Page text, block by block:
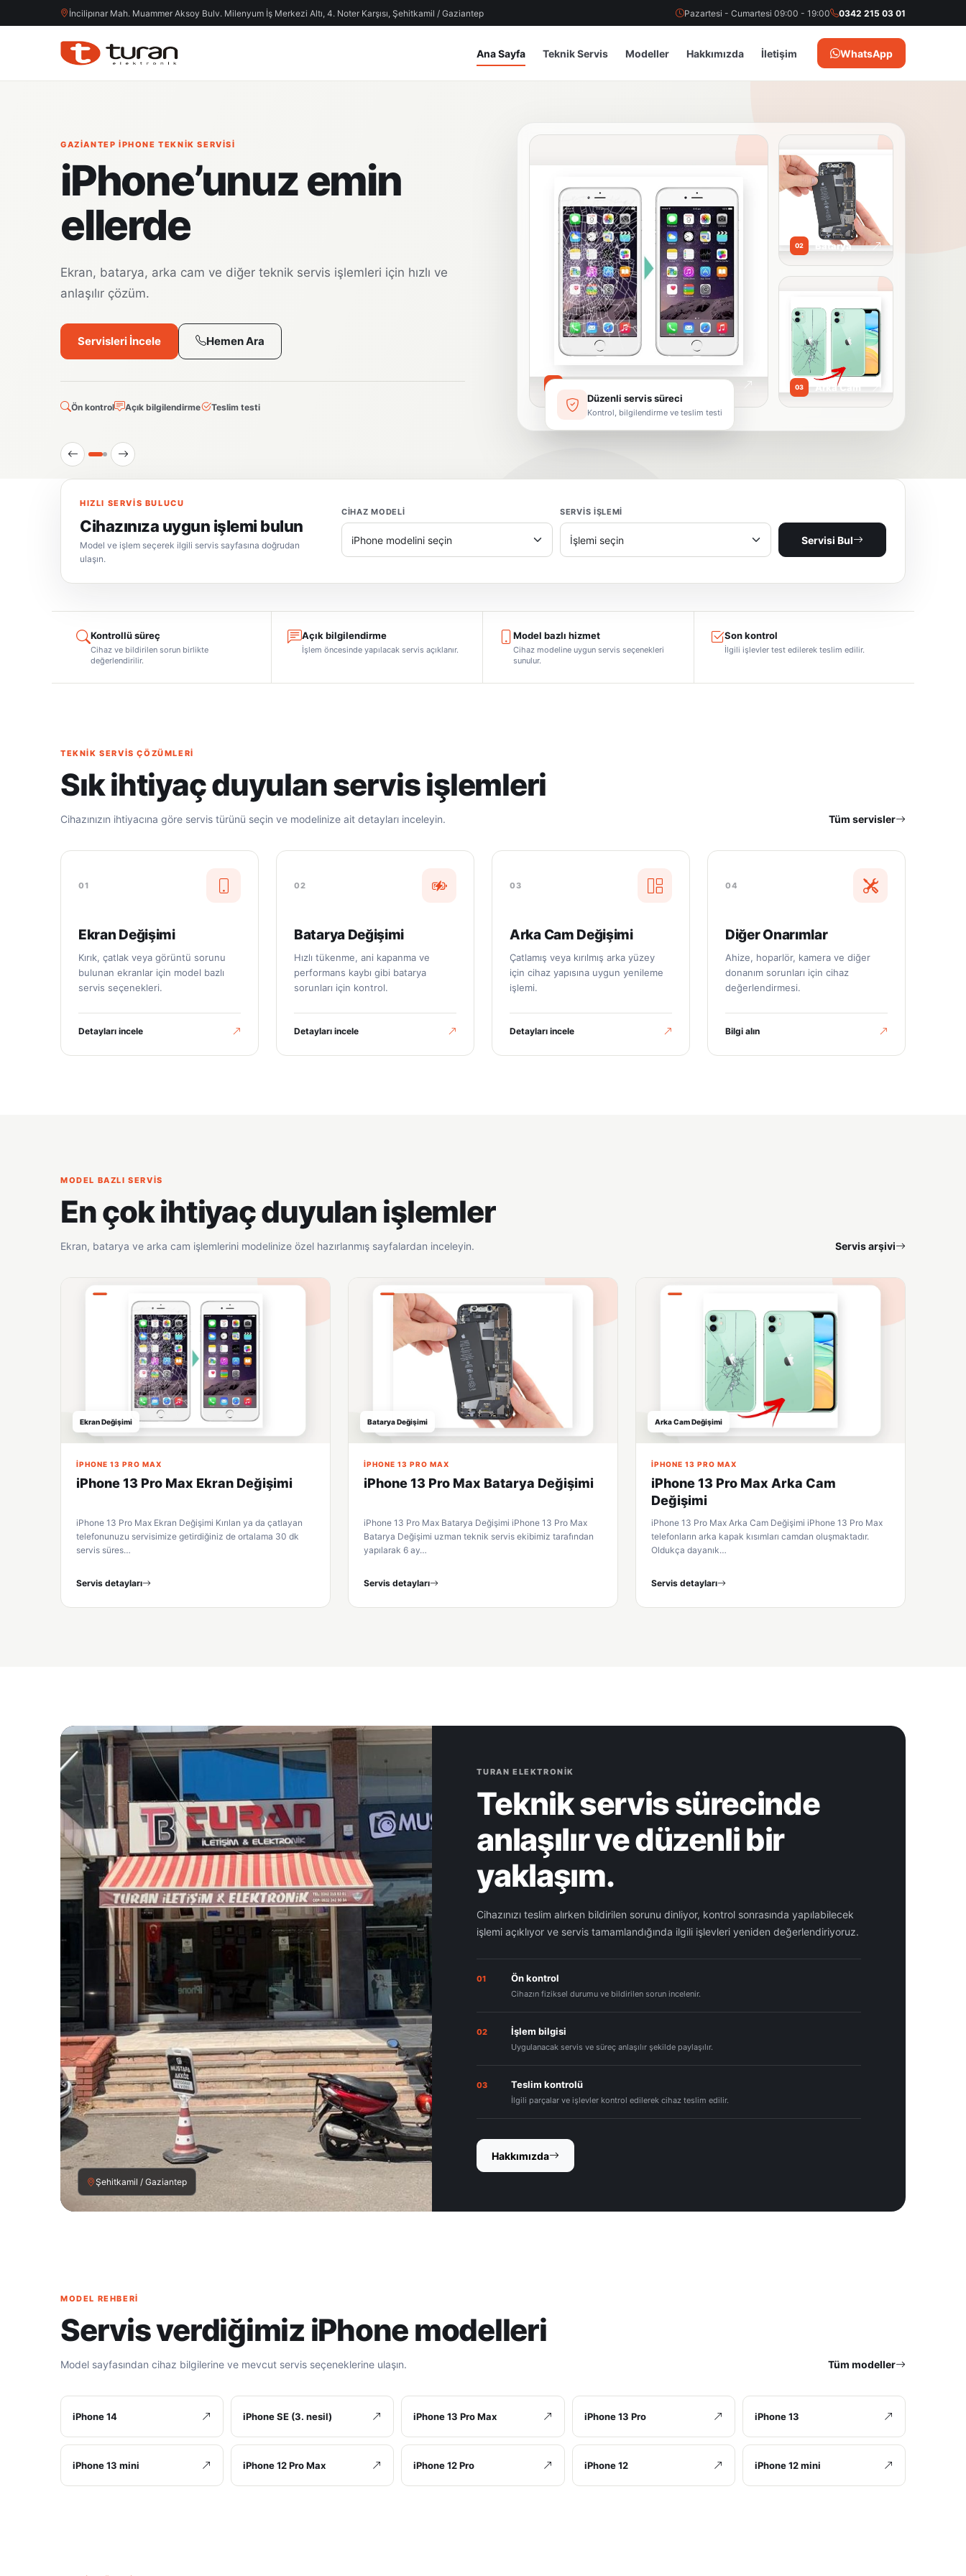
İncilipınar Mah. Muammer Aksoy Bulv. Milenyum İş Merkezi Altı, 4. Noter Karşısı, Şehitkamil / Gaziantep Pazartesi - Cumartesi 09:00 - 19:00 0342 215 03 01
Ana Sayfa Teknik Servis Modeller Hakkımızda İletişim WhatsApp
GAZIANTEP IPHONE TEKNIK SERVISI
iPhone’unuz emin
ellerde
Ekran, batarya, arka cam ve diğer teknik servis işlemleri için hızlı ve
anlaşılır çözüm.
Servisleri İncele Hemen Ara
Ön kontrol Açık bilgilendirme Teslim testi
Ekran Değişimi
02 Batarya
03
Arka Cam
Düzenli servis süreci
Kontrol, bilgilendirme ve teslim testi
HIZLI SERVIS BULUCU
Cihazınıza uygun işlemi bulun
Model ve işlem seçerek ilgili servis sayfasına doğrudan
ulaşın.
CIHAZ MODELI SERVIS IŞLEMI
Servisi Bul
Kontrollü süreç
Cihaz ve bildirilen sorun birlikte
değerlendirilir.
Açık bilgilendirme
İşlem öncesinde yapılacak servis açıklanır.
Model bazlı hizmet
Cihaz modeline uygun servis seçenekleri
sunulur.
Son kontrol
İlgili işlevler test edilerek teslim edilir.
TEKNIK SERVIS ÇÖZÜMLERI
Sık ihtiyaç duyulan servis işlemleri
Cihazınızın ihtiyacına göre servis türünü seçin ve modelinize ait detayları inceleyin. Tüm servisler
01
Ekran Değişimi
Kırık, çatlak veya görüntü sorunu
bulunan ekranlar için model bazlı
servis seçenekleri.
Detayları incele
02
Batarya Değişimi
Hızlı tükenme, ani kapanma ve
performans kaybı gibi batarya
sorunları için kontrol.
Detayları incele
03
Arka Cam Değişimi
Çatlamış veya kırılmış arka yüzey
için cihaz yapısına uygun yenileme
işlemi.
Detayları incele
04
Diğer Onarımlar
Ahize, hoparlör, kamera ve diğer
donanım sorunları için cihaz
değerlendirmesi.
Bilgi alın
MODEL BAZLI SERVIS
En çok ihtiyaç duyulan işlemler
Ekran, batarya ve arka cam işlemlerini modelinize özel hazırlanmış sayfalardan inceleyin. Servis arşivi
Ekran Değişimi
IPHONE 13 PRO MAX
iPhone 13 Pro Max Ekran Değişimi
iPhone 13 Pro Max Ekran Değişimi Kırılan ya da çatlayan
telefonunuzu servisimize getirdiğiniz de ortalama 30 dk
servis süres…
Servis detayları
Batarya Değişimi
IPHONE 13 PRO MAX
iPhone 13 Pro Max Batarya Değişimi
iPhone 13 Pro Max Batarya Değişimi iPhone 13 Pro Max
Batarya Değişimi uzman teknik servis ekibimiz tarafından
yapılarak 6 ay…
Servis detayları
Arka Cam Değişimi
IPHONE 13 PRO MAX
iPhone 13 Pro Max Arka Cam
Değişimi
iPhone 13 Pro Max Arka Cam Değişimi iPhone 13 Pro Max
telefonların arka kapak kısımları camdan oluşmaktadır.
Oldukça dayanık…
Servis detayları
Şehitkamil / Gaziantep
TURAN ELEKTRONIK
Teknik servis sürecinde
anlaşılır ve düzenli bir
yaklaşım.
Cihazınızı teslim alırken bildirilen sorunu dinliyor, kontrol sonrasında yapılabilecek
işlemi açıklıyor ve servis tamamlandığında ilgili işlevleri yeniden değerlendiriyoruz.
01 Ön kontrol
Cihazın fiziksel durumu ve bildirilen sorun incelenir.
02 İşlem bilgisi
Uygulanacak servis ve süreç anlaşılır şekilde paylaşılır.
03 Teslim kontrolü
İlgili parçalar ve işlevler kontrol edilerek cihaz teslim edilir.
Hakkımızda
MODEL REHBERI
Servis verdiğimiz iPhone modelleri
Model sayfasından cihaz bilgilerine ve mevcut servis seçeneklerine ulaşın. Tüm modeller
iPhone 14 iPhone SE (3. nesil) iPhone 13 Pro Max iPhone 13 Pro iPhone 13
iPhone 13 mini iPhone 12 Pro Max iPhone 12 Pro iPhone 12 iPhone 12 mini